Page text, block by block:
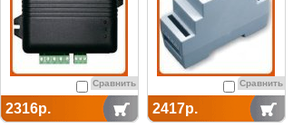
Сравнить
2316р.
Сравнить
2417р.